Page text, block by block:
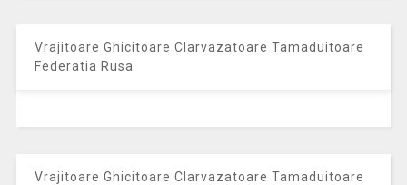
Vrajitoare Ghicitoare Clarvazatoare Tamaduitoare
Federatia Rusa
Vrajitoare Ghicitoare Clarvazatoare Tamaduitoare